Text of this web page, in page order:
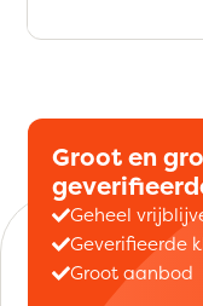
Groot en
Geheel
Geverifieerde
Groot aanbod